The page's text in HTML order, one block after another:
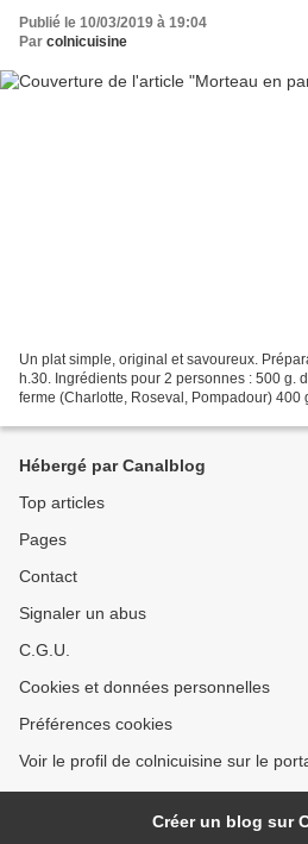
Publié le 10/03/2019 à 19:04
Par colnicuisine
Un plat simple, original et savoureux.
h.30. Ingrédients pour 2 personnes : 500 g.
ferme (Charlotte, Roseval, Pompadour) 400
Hébergé par Canalblog
Top articles
Pages
Contact
Signaler un abus
C.G.U.
Cookies et données personnelles
Préférences cookies
Voir le profil de colnicuisine sur le
Créer un blog sur